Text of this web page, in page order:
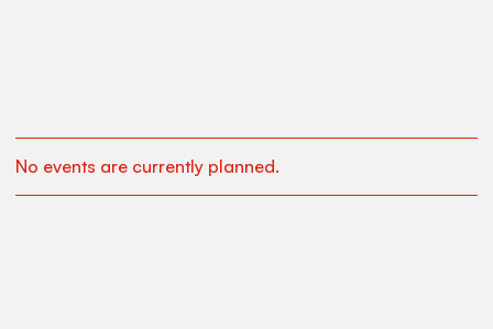
No events are currently planned.